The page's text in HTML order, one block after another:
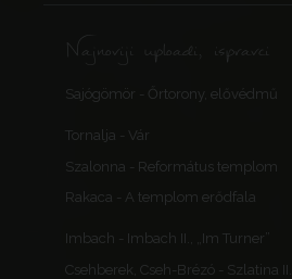
Najnoviji uploadi, ispravci
Sajógömör - Őrtorony, elővédmű
Tornalja - Vár
Szalonna - Református templom
Rakaca - A templom erődfala
Imbach - Imbach II., „Im Turner”
Csehberek, Cseh-Brézó - Szlatina II.